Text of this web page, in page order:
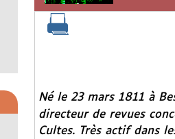
Né le 23 mars 1811 à
directeur de revues
Cultes. Très actif dans